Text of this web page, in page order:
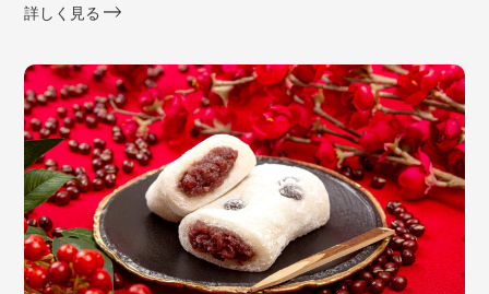
詳しく見る